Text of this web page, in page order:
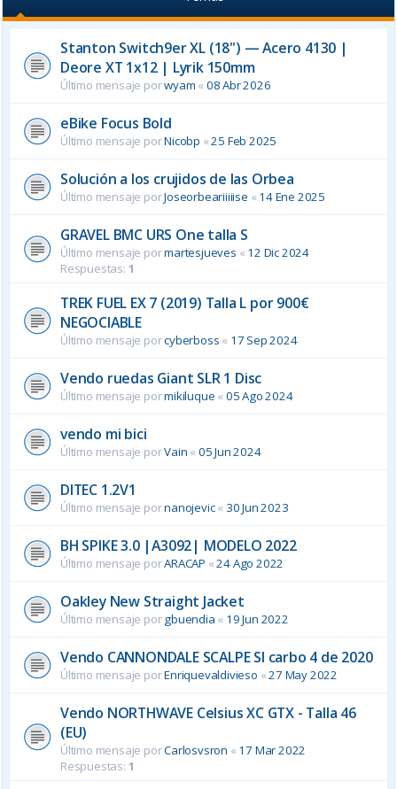
Stanton Switch9er XL (18") — Acero 4130 |
Deore XT 1x12 | Lyrik 150mm
Último mensaje porwyam « 08 Abr 2026
eBike Focus Bold
Último mensaje porNicobp «25 Feb 2025
Solución a los crujidos de las Orbea
Último mensaje porJoseorbeariiiiise « 14 Ene 2025
GRAVEL BMC URS One talla S
Último mensaje pormartesjueves « 12 Dic 2024
Respuestas: 1
TREK FUEL EX 7 (2019) Talla L por 900€
NEGOCIABLE
Último mensaje porcyberboss « 17 Sep 2024
Vendo ruedas Giant SLR 1 Disc
Último mensaje pormikiluque « 05 Ago 2024
vendo mi bici
Último mensaje porVain « 05 Jun 2024
DITEC 1.2V1
Último mensaje pornanojevic« 30 Jun 2023
BH SPIKE 3.0 |A3092| MODELO 2022
Último mensaje porARACAP «24 Ago 2022
Oakley New Straight Jacket
Último mensaje porgbuendia « 19 Jun 2022
Vendo CANNONDALE SCALPE SI carbo 4 de 2020
Último mensaje porEnriquevaldivieso «27 May 2022
Vendo NORTHWAVE Celsius XC GTX - Talla 46
(EU)
Último mensaje porCarlosvsron « 17 Mar 2022
Respuestas: 1